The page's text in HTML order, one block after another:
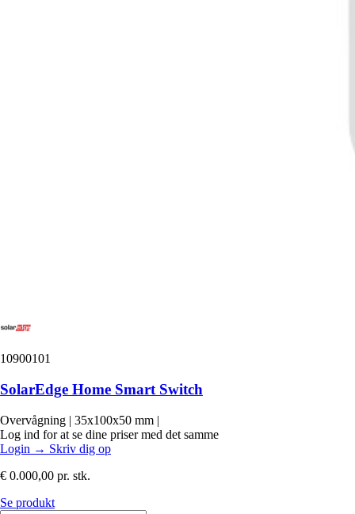
10900101
SolarEdge Home Smart Switch
Overvågning | 35x100x50 mm |
Log ind for at se dine priser med det samme
Login → Skriv dig op
€ 0.000,00 pr. stk.
Se produkt